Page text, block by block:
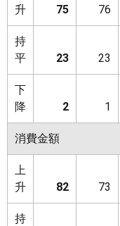
升
75 76
持
平
23 23
下
降
2 1
消費金額
上
升
82 73
持